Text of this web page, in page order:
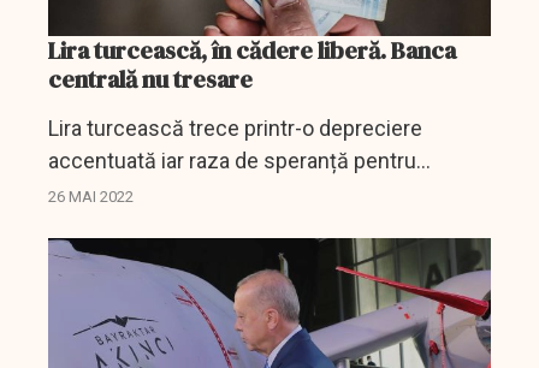
Lira turcească, în cădere liberă. Banca
centrală nu tresare
Lira turcească trece printr-o depreciere
accentuată iar raza de speranță pentru
revenire întârzie să apară din partea băncii
26 MAI 2022